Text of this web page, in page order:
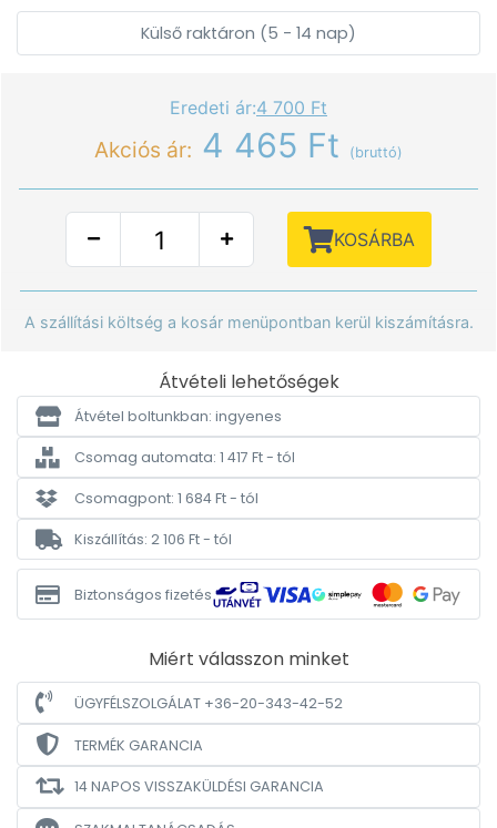
Külső raktáron (5 - 14 nap)
Eredeti ár:4 700 Ft
Akciós ár: 4 465 Ft (bruttó)
KOSÁRBA
A szállítási költség a kosár menüpontban kerül kiszámításra.
Átvételi lehetőségek
Átvétel boltunkban: ingyenes
Csomag automata: 1 417 Ft - tól
Csomagpont: 1 684 Ft - tól
Kiszállítás: 2 106 Ft - tól
Biztonságos fizetés
Miért válasszon minket
ÜGYFÉLSZOLGÁLAT +36-20-343-42-52
TERMÉK GARANCIA
14 NAPOS VISSZAKÜLDÉSI GARANCIA